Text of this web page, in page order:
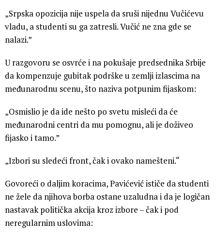
„Srpska opozicija nije uspela da sruši nijednu Vučićevu
vladu, a studenti su ga zatresli. Vučić ne zna gde se
nalazi.”
U razgovoru se osvrće i na pokušaje predsednika Srbije
da kompenzuje gubitak podrške u zemlji izlascima na
međunarodnu scenu, što naziva potpunim fijaskom:
„Osmislio je da ide nešto po svetu misleći da će
međunarodni centri da mu pomognu, ali je doživeo
fijasko i tamo.”
„Izbori su sledeći front, čak i ovako namešteni.“
Govoreći o daljim koracima, Pavićević ističe da studenti
ne žele da njihova borba ostane uzaludna i da je logičan
nastavak politička akcija kroz izbore – čak i pod
neregularnim uslovima: